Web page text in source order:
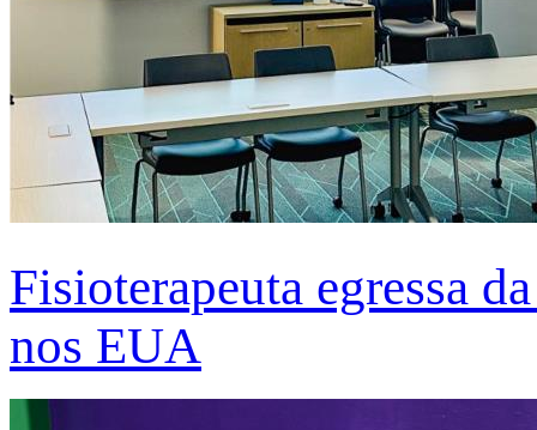
Fisioterapeuta egressa
nos EUA